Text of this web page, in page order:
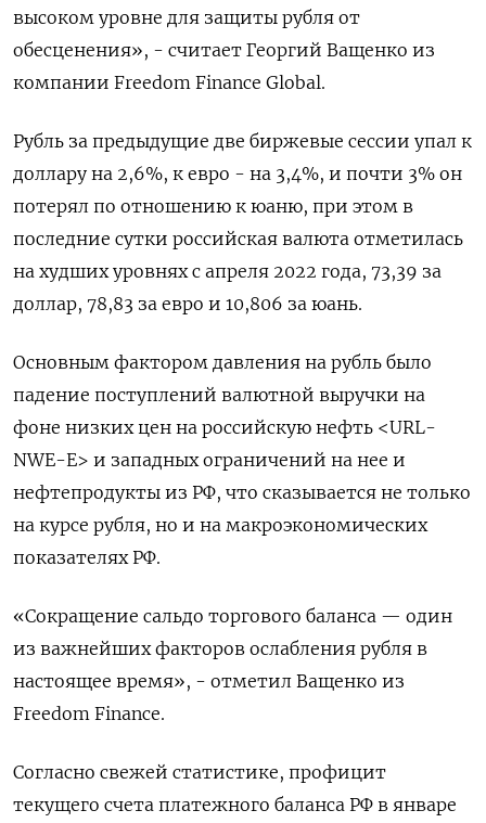
высоком уровне для защиты рубля от
обесценения», - считает Георгий Ващенко из
компании Freedom Finance Global.
Рубль за предыдущие две биржевые сессии упал к
доллару на 2,6%, к евро - на 3,4%, и почти 3% он
потерял по отношению к юаню, при этом в
последние сутки российская валюта отметилась
на худших уровнях с апреля 2022 года, 73,39 за
доллар, 78,83 за евро и 10,806 за юань.
Основным фактором давления на рубль было
падение поступлений валютной выручки на
фоне низких цен на российскую нефть <URL-
NWE-E> и западных ограничений на нее и
нефтепродукты из РФ, что сказывается не только
на курсе рубля, но и на макроэкономических
показателях РФ.
«Сокращение сальдо торгового баланса — один
из важнейших факторов ослабления рубля в
настоящее время», - отметил Ващенко из
Freedom Finance.
Согласно свежей статистике, профицит
текущего счета платежного баланса РФ в январе